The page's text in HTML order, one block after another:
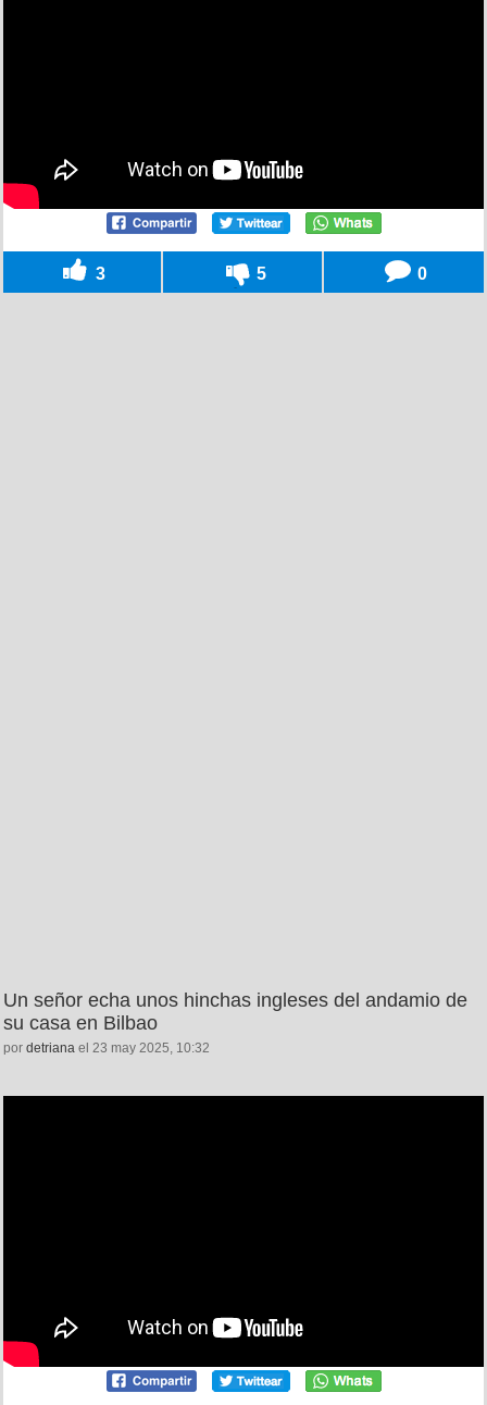
3 5 0
Un señor echa unos hinchas ingleses del andamio de
su casa en Bilbao
por detriana el 23 may 2025, 10:32